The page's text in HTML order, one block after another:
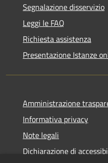
Segnalazione disservizio
Leggi le FAQ
Richiesta assistenza
Presentazione Istanze
Amministrazione
Informativa privacy
Note legali
Dichiarazione di